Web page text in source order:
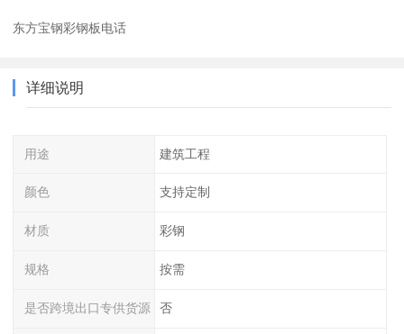
东方宝钢彩钢板电话
详细说明
用途 建筑工程
颜色 支持定制
材质 彩钢
规格 按需
是否跨境出口专供货源 否